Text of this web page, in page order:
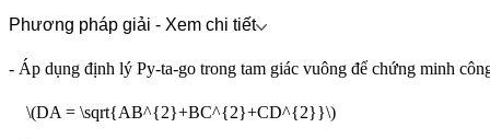
Phương pháp giải - Xem chi tiết
- Áp dụng định lý Py-ta-go trong tam giác vuông để chứng minh
\(DA = \sqrt{AB^{2}+BC^{2}+CD^{2}}\)